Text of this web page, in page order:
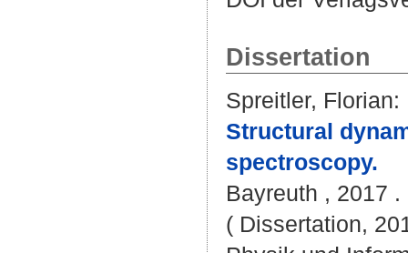
Dissertation
Spreitler, Florian:
Structural
spectroscopy.
Bayreuth , 2017 .
( Dissertation,